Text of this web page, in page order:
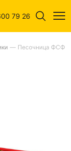
79 26
— Песочница ФСФ